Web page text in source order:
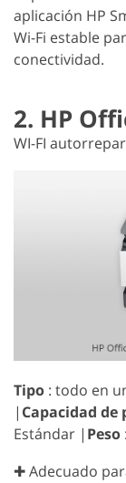
aplicación HP
Wi-Fi estable
conectividad.
2. HP
WI-FI
Tipo : todo en
| Capacidad de
Estándar | Peso
✚ Adecuado